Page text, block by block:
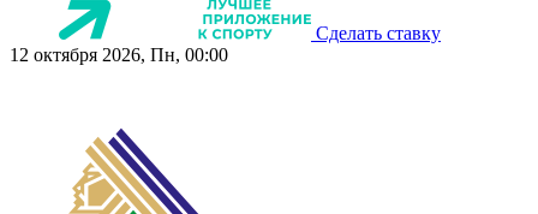
Сделать ставку
12 октября 2026, Пн, 00:00